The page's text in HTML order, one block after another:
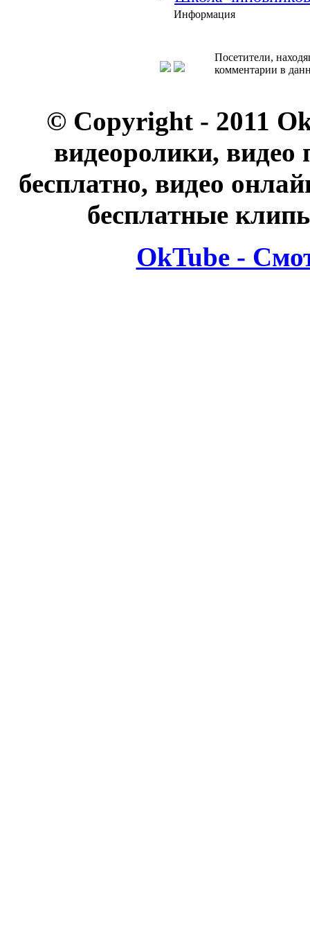
Информация
Посетители,
комментарии в
© Copyright - 2011
видеоролики, видео
бесплатно, видео
бесплатные
OkTube -